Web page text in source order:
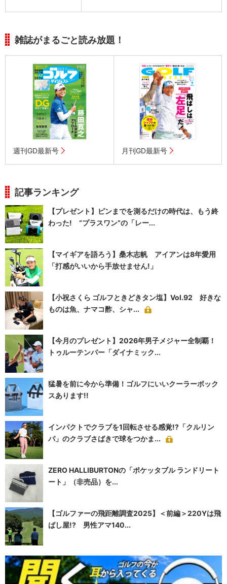
雑誌がまるごと読み放題！
週刊GD最新号 月刊GD最新号
記事ランキング
【プレゼント】ピンまでを測るだけの時代は、もう終
わった! “プラスワン”の「レー...
【マイギアを語ろう】桑木志帆 アイアンは8年愛用
「打感がいいから手放せません!」
【小祝さくら ゴルフときどきタン塩】Vol.92 好きな
ものは魚、ナマコ酢、シャ...
【今月のプレゼント】2026年男子メジャー全制覇！
トゥルーテンパー「ダイナミック...
猛暑を前に今から準備！ゴルフにいいクーラーボック
スあります!!
インパクトでクラブを1回転させる感覚!?「クルリン
パ」のクラブさばきで球をつかま...
ZERO HALLIBURTONの「ポケッタブル ランドリート
ート」（非売品）を...
【ゴルファーの飛距離調査2025】＜前編＞220Yは飛
ばし屋!? 男性アマ140...